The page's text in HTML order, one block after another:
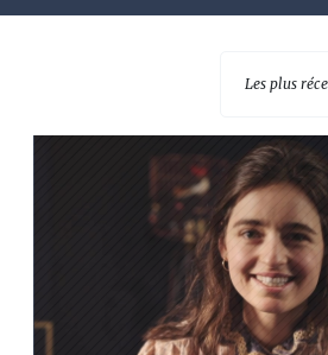
Les plus